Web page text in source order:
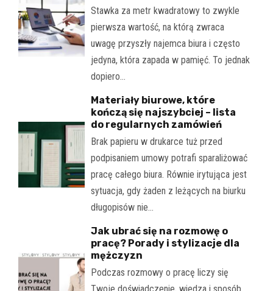
Stawka za metr kwadratowy to zwykle
pierwsza wartość, na którą zwraca
uwagę przyszły najemca biura i często
jedyna, która zapada w pamięć. To jednak
dopiero…
Materiały biurowe, które
kończą się najszybciej – lista
do regularnych zamówień
Brak papieru w drukarce tuż przed
podpisaniem umowy potrafi sparaliżować
pracę całego biura. Równie irytująca jest
sytuacja, gdy żaden z leżących na biurku
długopisów nie…
Jak ubrać się na rozmowę o
pracę? Porady i stylizacje dla
mężczyzn
Podczas rozmowy o pracę liczy się
Twoje doświadczenie, wiedza i sposób